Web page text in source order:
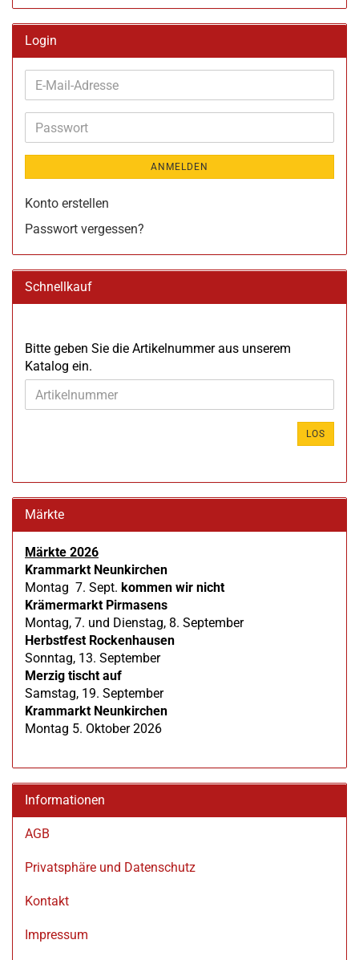
Login
E-
Mail-
Adresse
Passwort
ANMELDEN
Konto erstellen
Passwort vergessen?
Schnellkauf
BITTE
GEBEN
SIE
DIE
Bitte geben Sie die Artikelnummer aus unserem
Katalog ein.
LOS
Märkte
Märkte 2026
Krammarkt Neunkirchen
Montag 7. Sept. kommen wir nicht
Krämermarkt Pirmasens
Montag, 7. und Dienstag, 8. September
Herbstfest Rockenhausen
Sonntag, 13. September
Merzig tischt auf
Samstag, 19. September
Krammarkt Neunkirchen
Montag 5. Oktober 2026
Informationen
AGB
Privatsphäre und Datenschutz
Kontakt
Impressum